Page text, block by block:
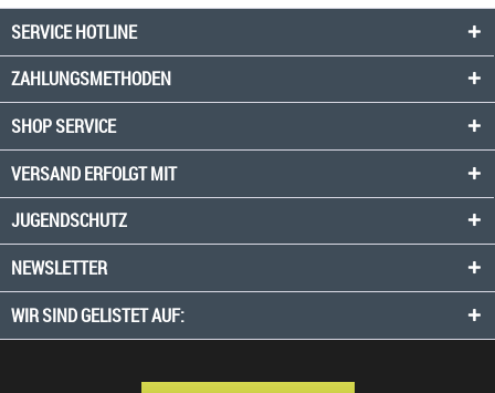
SERVICE HOTLINE
ZAHLUNGSMETHODEN
SHOP SERVICE
VERSAND ERFOLGT MIT
JUGENDSCHUTZ
NEWSLETTER
WIR SIND GELISTET AUF: